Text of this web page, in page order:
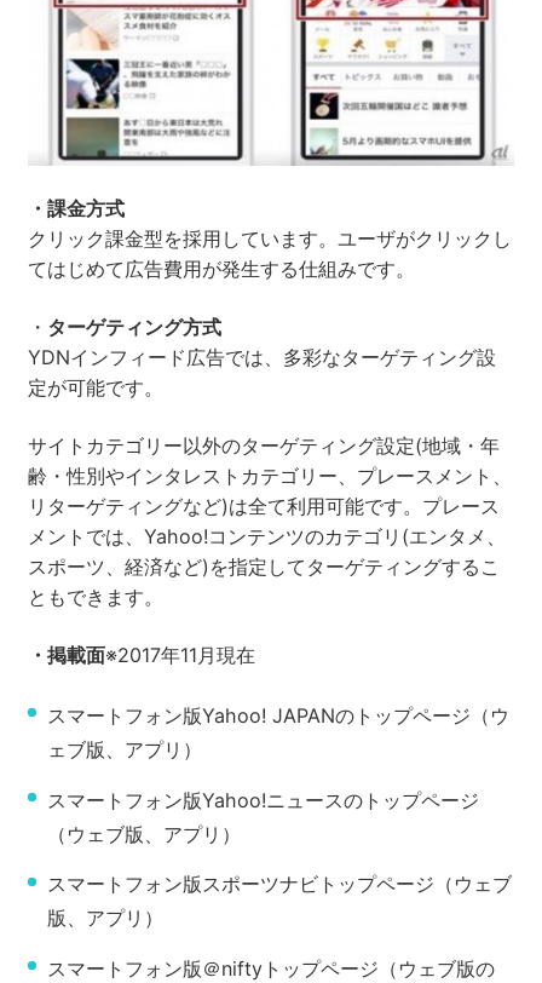
・課金方式
クリック課金型を採用しています。ユーザがクリックし
てはじめて広告費用が発生する仕組みです。
・ ターゲティング方式
YDNインフィード広告では、多彩なターゲティング設
定が可能です。
サイトカテゴリー以外のターゲティング設定(地域・年
齢・性別やインタレストカテゴリー、プレースメント、
リターゲティングなど)は全て利用可能です。プレース
メントでは、Yahoo!コンテンツのカテゴリ(エンタメ、
スポーツ、経済など)を指定してターゲティングするこ
ともできます。
・掲載面※2017年11月現在
スマートフォン版Yahoo! JAPANのトップページ（ウ
ェブ版、アプリ）
スマートフォン版Yahoo!ニュースのトップページ
（ウェブ版、アプリ）
スマートフォン版スポーツナビトップページ（ウェブ
版、アプリ）
スマートフォン版＠niftyトップページ（ウェブ版の